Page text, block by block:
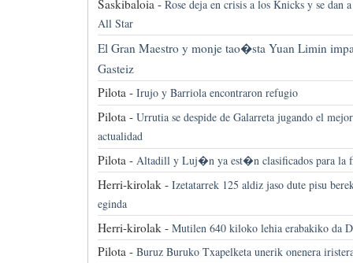
Saskibaloia - Rose deja en crisis a los Knicks y se dan
All Star
El Gran Maestro y monje tao�sta Yuan Limin
Gasteiz
Pilota - Irujo y Barriola encontraron refugio
Pilota - Urrutia se despide de Galarreta jugando el
actualidad
Pilota - Altadill y Luj�n ya est�n clasificados para la
Herri-kirolak - Izetatarrek 125 aldiz jaso dute pisu
eginda
Herri-kirolak - Mutilen 640 kiloko lehia erabakiko da
Pilota - Buruz Buruko Txapelketa unerik onenera